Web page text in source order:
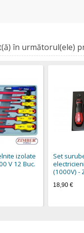
în următorul(ele)
izolate
V 12 Buc.
Set
(1000V) -
18,90 €